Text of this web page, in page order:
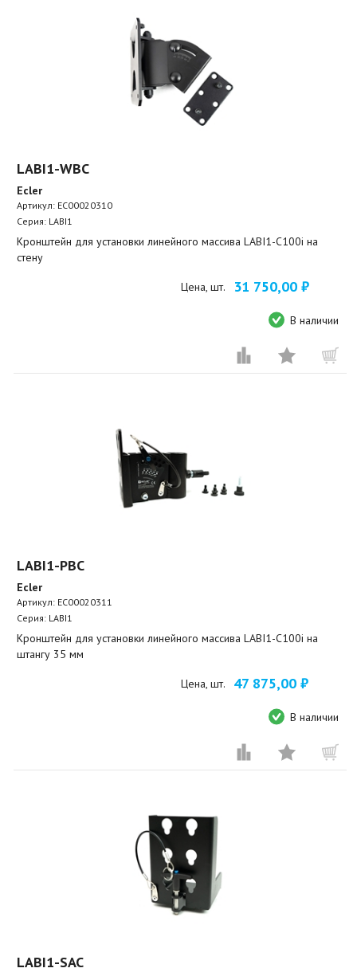
LABI1-WBC
Ecler
Артикул: EC00020310
Серия: LABI1
Кронштейн для установки линейного массива LABI1-C100i на
стену
Цена, шт. 31 750,00 ₽
В наличии
LABI1-PBC
Ecler
Артикул: EC00020311
Серия: LABI1
Кронштейн для установки линейного массива LABI1-C100i на
штангу 35 мм
Цена, шт. 47 875,00 ₽
В наличии
LABI1-SAC